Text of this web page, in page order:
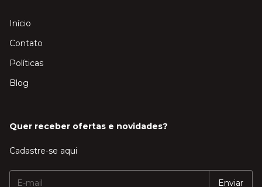
Início
Contato
Políticas
Blog
Quer receber ofertas e novidades?
Cadastre-se aqui